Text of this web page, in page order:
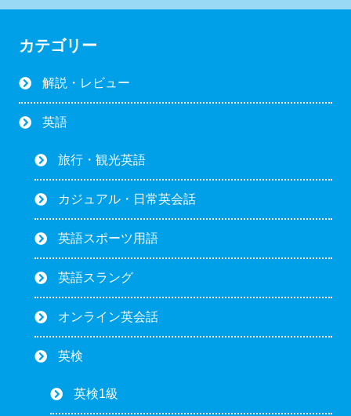
カテゴリー
解説・レビュー
英語
旅行・観光英語
カジュアル・日常英会話
英語スポーツ用語
英語スラング
オンライン英会話
英検
英検1級